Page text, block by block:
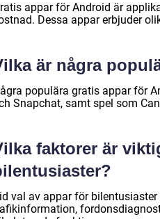
appar för Android är
Dessa appar erbjuder
är några
populära gratis appar för
Snapchat, samt spel som
faktorer är
val av appar för